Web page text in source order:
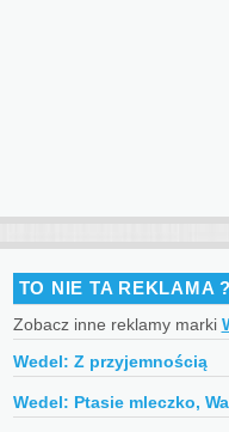
TO NIE TA REKLAMA ?
Zobacz inne reklamy marki
Wedel: Z przyjemnością
Wedel: Ptasie mleczko,